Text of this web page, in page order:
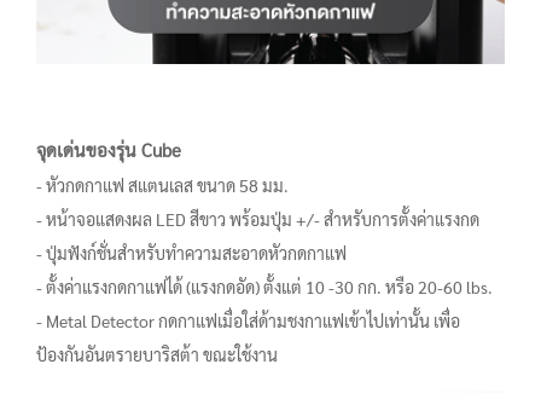
จุดเด่นของรุ่น Cube
- หัวกดกาแฟ สแตนเลส ขนาด 58 มม.
- หน้าจอแสดงผล LED สีขาว พร้อมปุ่ม +/- สำหรับการตั้งค่าแรงกด
- ปุ่มฟังก์ชั่นสำหรับทำความสะอาดหัวกดกาแฟ
- ตั้งค่าแรงกดกาแฟได้ (แรงกดอัด) ตั้งแต่ 10 -30 กก. หรือ 20-60 lbs.
- Metal Detector กดกาแฟเมื่อใส่ด้ามชงกาแฟเข้าไปเท่านั้น เพื่อ
ป้องกันอันตรายบาริสต้า ขณะใช้งาน